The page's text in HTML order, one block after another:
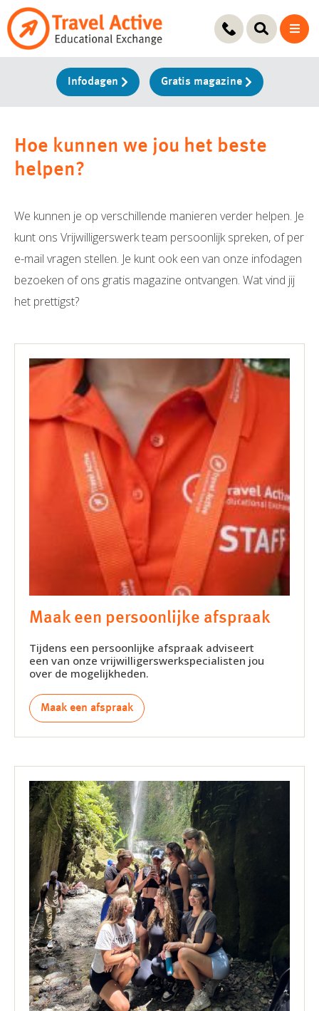
Ga
naar
Infodagen Gratis magazine
Hoe kunnen we jou het beste
helpen?
We kunnen je op verschillende manieren verder helpen. Je
kunt ons Vrijwilligerswerk team persoonlijk spreken, of per
e-mail vragen stellen. Je kunt ook een van onze infodagen
bezoeken of ons gratis magazine ontvangen. Wat vind jij
het prettigst?
Maak een persoonlijke afspraak
Tijdens een persoonlijke afspraak adviseert
een van onze vrijwilligerswerkspecialisten jou
over de mogelijkheden.
Maak een afspraak